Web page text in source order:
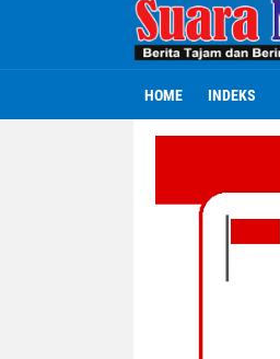
HOME INDEKS